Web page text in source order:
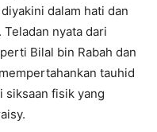
dalam hati dan
nyata dari
Bilal bin Rabah dan
tauhid
siksaan fisik yang